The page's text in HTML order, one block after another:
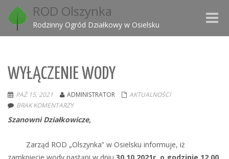
ROD Olszynka
Rodzinny Ogród Działkowy w Osielsku
Toggle
WYŁĄCZENIE WODY
PAŹ 15, 2021 ADMINISTRATOR
AKTUALNOŚCI
BRAK KOMENTARZY
Szanowni Działkowicze,
Zarząd ROD „Olszynka” w Osielsku informuje, iż